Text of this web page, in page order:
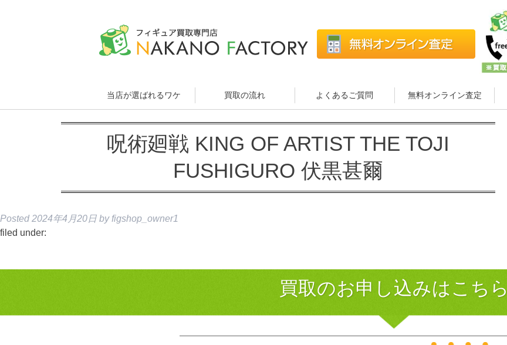
当店が選ばれるワケ 買取の流れ よくあるご質問 無料オンライン査定
呪術廻戦 KING OF ARTIST THE TOJI
FUSHIGURO 伏黒甚爾
Posted 2024年4月20日 by figshop_owner1
filed under:
買取のお申し込みはこちら